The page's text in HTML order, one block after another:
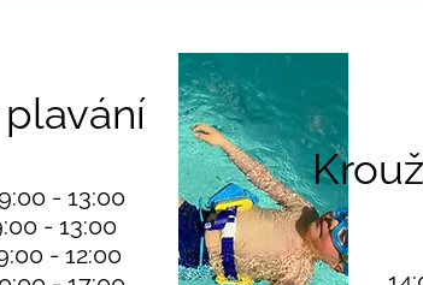
- 13:00
- 13:00
- 12:00